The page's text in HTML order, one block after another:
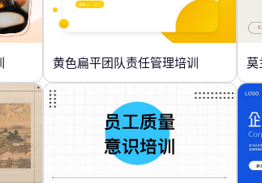
黄色扁平团队责任管理培训 莫